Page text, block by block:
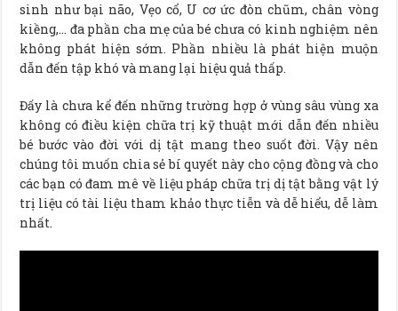
sinh như bại não, Vẹo cổ, U cơ ức đòn chũm, chân vòng
kiềng,… đa phần cha mẹ của bé chưa có kinh nghiệm nên
không phát hiện sớm. Phần nhiều là phát hiện muộn
dẫn đến tập khó và mang lại hiệu quả thấp.
Đấy là chưa kể đến những trường hợp ở vùng sâu vùng xa
không có điều kiện chữa trị kỹ thuật mới dẫn đến nhiều
bé bước vào đời với dị tật mang theo suốt đời. Vậy nên
chúng tôi muốn chia sẻ bí quyết này cho cộng đồng và cho
các bạn có đam mê về liệu pháp chữa trị dị tật bằng vật lý
trị liệu có tài liệu tham khảo thực tiễn và dễ hiểu, dễ làm
nhất.